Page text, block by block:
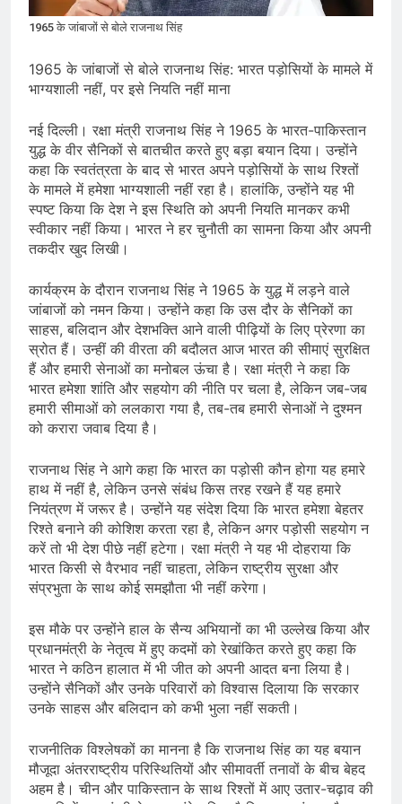
प्रदर्शन तेज़, PM आवास मार्च रोका गया,
सरकार से तीन बड़ी मांगें
August 5, 2026
तैयारियाँ तेज़, सांस्कृतिक कार्यक्रमों और
धार्मिक आयोजनों की धूम
August 4, 2026
देशभर में विशेष कार्यक्रमों के जरिए भारतीय
बुनकरों और पारंपरिक वस्त्रों को मिलेगा बढ़ावा
August 2, 2026
1965 के जांबाजों से बोले राजनाथ सिंह
1965 के जांबाजों से बोले राजनाथ सिंह: भारत पड़ोसियों के मामले में
भाग्यशाली नहीं, पर इसे नियति नहीं माना
नई दिल्ली। रक्षा मंत्री राजनाथ सिंह ने 1965 के भारत-पाकिस्तान
युद्ध के वीर सैनिकों से बातचीत करते हुए बड़ा बयान दिया। उन्होंने
कहा कि स्वतंत्रता के बाद से भारत अपने पड़ोसियों के साथ रिश्तों
के मामले में हमेशा भाग्यशाली नहीं रहा है। हालांकि, उन्होंने यह भी
स्पष्ट किया कि देश ने इस स्थिति को अपनी नियति मानकर कभी
स्वीकार नहीं किया। भारत ने हर चुनौती का सामना किया और अपनी
तकदीर खुद लिखी।
कार्यक्रम के दौरान राजनाथ सिंह ने 1965 के युद्ध में लड़ने वाले
जांबाजों को नमन किया। उन्होंने कहा कि उस दौर के सैनिकों का
साहस, बलिदान और देशभक्ति आने वाली पीढ़ियों के लिए प्रेरणा का
स्रोत हैं। उन्हीं की वीरता की बदौलत आज भारत की सीमाएं सुरक्षित
हैं और हमारी सेनाओं का मनोबल ऊंचा है। रक्षा मंत्री ने कहा कि
भारत हमेशा शांति और सहयोग की नीति पर चला है, लेकिन जब-जब
हमारी सीमाओं को ललकारा गया है, तब-तब हमारी सेनाओं ने दुश्मन
को करारा जवाब दिया है।
राजनाथ सिंह ने आगे कहा कि भारत का पड़ोसी कौन होगा यह हमारे
हाथ में नहीं है, लेकिन उनसे संबंध किस तरह रखने हैं यह हमारे
नियंत्रण में जरूर है। उन्होंने यह संदेश दिया कि भारत हमेशा बेहतर
रिश्ते बनाने की कोशिश करता रहा है, लेकिन अगर पड़ोसी सहयोग न
करें तो भी देश पीछे नहीं हटेगा। रक्षा मंत्री ने यह भी दोहराया कि
भारत किसी से वैरभाव नहीं चाहता, लेकिन राष्ट्रीय सुरक्षा और
संप्रभुता के साथ कोई समझौता भी नहीं करेगा।
इस मौके पर उन्होंने हाल के सैन्य अभियानों का भी उल्लेख किया और
प्रधानमंत्री के नेतृत्व में हुए कदमों को रेखांकित करते हुए कहा कि
भारत ने कठिन हालात में भी जीत को अपनी आदत बना लिया है।
उन्होंने सैनिकों और उनके परिवारों को विश्वास दिलाया कि सरकार
उनके साहस और बलिदान को कभी भुला नहीं सकती।
राजनीतिक विश्लेषकों का मानना है कि राजनाथ सिंह का यह बयान
मौजूदा अंतरराष्ट्रीय परिस्थितियों और सीमावर्ती तनावों के बीच बेहद
अहम है। चीन और पाकिस्तान के साथ रिश्तों में आए उतार-चढ़ाव की